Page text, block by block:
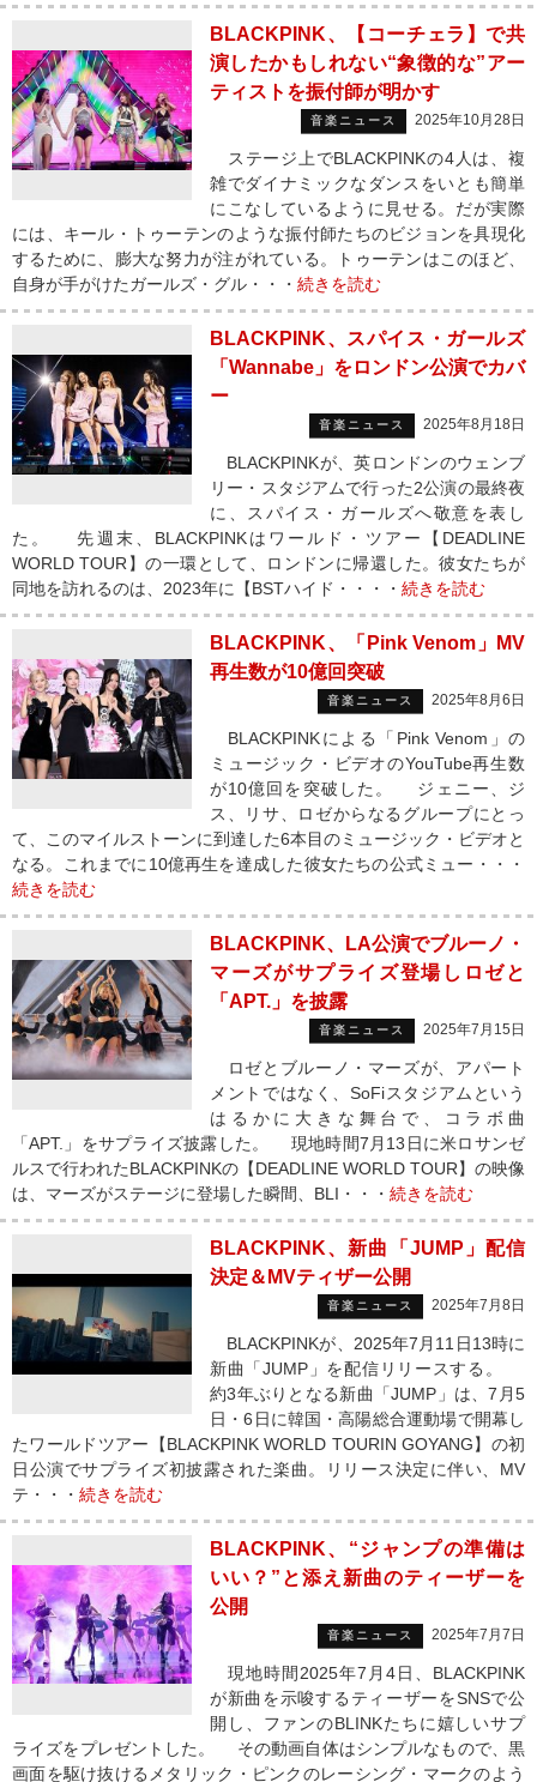
BLACKPINK、【コーチェラ】で共
演したかもしれない“象徴的な”アー
ティストを振付師が明かす
音楽ニュース 2025年10月28日
ステージ上でBLACKPINKの4人は、複
雑でダイナミックなダンスをいとも簡単
にこなしているように見せる。だが実際
には、キール・トゥーテンのような振付師たちのビジョンを具現化
するために、膨大な努力が注がれている。トゥーテンはこのほど、
自身が手がけたガールズ・グル・・・ 続きを読む
BLACKPINK、スパイス・ガールズ
「Wannabe」をロンドン公演でカバ
ー
音楽ニュース 2025年8月18日
BLACKPINKが、英ロンドンのウェンブ
リー・スタジアムで行った2公演の最終夜
に、スパイス・ガールズへ敬意を表し
た。 先週末、BLACKPINKはワールド・ツアー【DEADLINE
WORLD TOUR】の一環として、ロンドンに帰還した。彼女たちが
同地を訪れるのは、2023年に【BSTハイド・・・・ 続きを読む
BLACKPINK、「Pink Venom」MV
再生数が10億回突破
音楽ニュース 2025年8月6日
BLACKPINKによる「Pink Venom」の
ミュージック・ビデオのYouTube再生数
が10億回を突破した。 ジェニー、ジ
ス、リサ、ロゼからなるグループにとっ
て、このマイルストーンに到達した6本目のミュージック・ビデオと
なる。これまでに10億再生を達成した彼女たちの公式ミュー・・・
続きを読む
BLACKPINK、LA公演でブルーノ・
マーズがサプライズ登場しロゼと
「APT.」を披露
音楽ニュース 2025年7月15日
ロゼとブルーノ・マーズが、アパート
メントではなく、SoFiスタジアムという
はるかに大きな舞台で、コラボ曲
「APT.」をサプライズ披露した。 現地時間7月13日に米ロサンゼ
ルスで行われたBLACKPINKの【DEADLINE WORLD TOUR】の映像
は、マーズがステージに登場した瞬間、BLI・・・ 続きを読む
BLACKPINK、新曲「JUMP」配信
決定＆MVティザー公開
音楽ニュース 2025年7月8日
BLACKPINKが、2025年7月11日13時に
新曲「JUMP」を配信リリースする。
約3年ぶりとなる新曲「JUMP」は、7月5
日・6日に韓国・高陽総合運動場で開幕し
たワールドツアー【BLACKPINK WORLD TOURIN GOYANG】の初
日公演でサプライズ初披露された楽曲。リリース決定に伴い、MV
テ・・・ 続きを読む
BLACKPINK、“ジャンプの準備は
いい？”と添え新曲のティーザーを
公開
音楽ニュース 2025年7月7日
現地時間2025年7月4日、BLACKPINK
が新曲を示唆するティーザーをSNSで公
開し、ファンのBLINKたちに嬉しいサプ
ライズをプレゼントした。 その動画自体はシンプルなもので、黒
画面を駆け抜けるメタリック・ピンクのレーシング・マークのよう